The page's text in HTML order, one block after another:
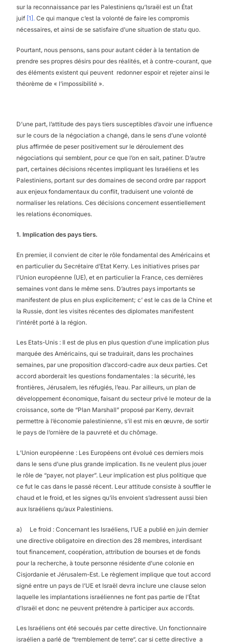
sur la reconnaissance par les Palestiniens qu’Israël est un État
juif [1]. Ce qui manque c’est la volonté de faire les compromis
nécessaires, et ainsi de se satisfaire d’une situation de statu quo.
Pourtant, nous pensons, sans pour autant céder à la tentation de
prendre ses propres désirs pour des réalités, et à contre-courant, que
des éléments existent qui peuvent redonner espoir et rejeter ainsi le
théorème de « l’impossibilité ».
D’une part, l’attitude des pays tiers susceptibles d’avoir une influence
sur le cours de la négociation a changé, dans le sens d’une volonté
plus affirmée de peser positivement sur le déroulement des
négociations qui semblent, pour ce que l’on en sait, patiner. D’autre
part, certaines décisions récentes impliquant les Israéliens et les
Palestiniens, portant sur des domaines de second ordre par rapport
aux enjeux fondamentaux du conflit, traduisent une volonté de
normaliser les relations. Ces décisions concernent essentiellement
les relations économiques.
1. Implication des pays tiers.
En premier, il convient de citer le rôle fondamental des Américains et
en particulier du Secrétaire d’Etat Kerry. Les initiatives prises par
l’Union européenne (UE), et en particulier la France, ces dernières
semaines vont dans le même sens. D’autres pays importants se
manifestent de plus en plus explicitement; c’ est le cas de la Chine et
la Russie, dont les visites récentes des diplomates manifestent
l’intérêt porté à la région.
Les Etats-Unis : Il est de plus en plus question d’une implication plus
marquée des Américains, qui se traduirait, dans les prochaines
semaines, par une proposition d’accord-cadre aux deux parties. Cet
accord aborderait les questions fondamentales : la sécurité, les
frontières, Jérusalem, les réfugiés, l’eau. Par ailleurs, un plan de
développement économique, faisant du secteur privé le moteur de la
croissance, sorte de “Plan Marshall” proposé par Kerry, devrait
permettre à l’économie palestinienne, s’il est mis en œuvre, de sortir
le pays de l’ornière de la pauvreté et du chômage.
L’Union européenne : Les Européens ont évolué ces derniers mois
dans le sens d’une plus grande implication. Ils ne veulent plus jouer
le rôle de “payer, not player”. Leur implication est plus politique que
ce fut le cas dans le passé récent. Leur attitude consiste à souffler le
chaud et le froid, et les signes qu’ils envoient s’adressent aussi bien
aux Israéliens qu’aux Palestiniens.
a) Le froid : Concernant les Israéliens, l’UE a publié en juin dernier
une directive obligatoire en direction des 28 membres, interdisant
tout financement, coopération, attribution de bourses et de fonds
pour la recherche, à toute personne résidente d’une colonie en
Cisjordanie et Jérusalem-Est. Le règlement implique que tout accord
signé entre un pays de l’UE et Israël devra inclure une clause selon
laquelle les implantations israéliennes ne font pas partie de l’État
d’Israël et donc ne peuvent prétendre à participer aux accords.
Les Israéliens ont été secoués par cette directive. Un fonctionnaire
israélien a parlé de “tremblement de terre“, car si cette directive a